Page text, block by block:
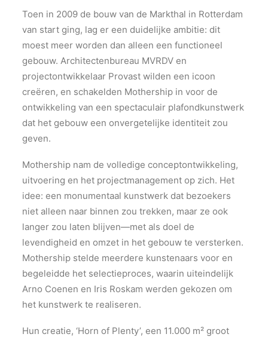
Toen in 2009 de bouw van de Markthal in Rotterdam
van start ging, lag er een duidelijke ambitie: dit
moest meer worden dan alleen een functioneel
gebouw. Architectenbureau MVRDV en
projectontwikkelaar Provast wilden een icoon
creëren, en schakelden Mothership in voor de
ontwikkeling van een spectaculair plafondkunstwerk
dat het gebouw een onvergetelijke identiteit zou
geven.
Mothership nam de volledige conceptontwikkeling,
uitvoering en het projectmanagement op zich. Het
idee: een monumentaal kunstwerk dat bezoekers
niet alleen naar binnen zou trekken, maar ze ook
langer zou laten blijven—met als doel de
levendigheid en omzet in het gebouw te versterken.
Mothership stelde meerdere kunstenaars voor en
begeleidde het selectieproces, waarin uiteindelijk
Arno Coenen en Iris Roskam werden gekozen om
het kunstwerk te realiseren.
Hun creatie, ‘Horn of Plenty’, een 11.000 m² groot